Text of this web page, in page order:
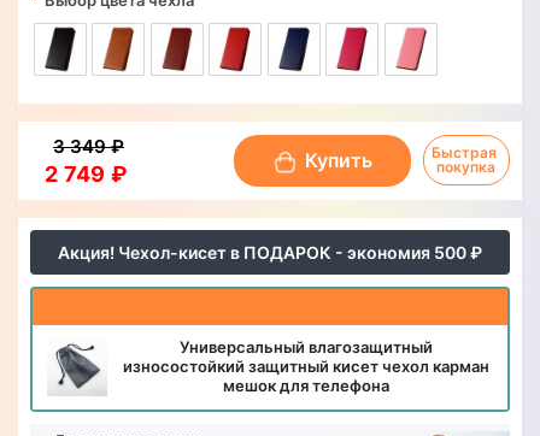
Акция! Чехол-кисет в ПОДАРОК - экономия 500 ₽
Универсальный влагозащитный
износостойкий защитный кисет чехол карман
мешок для телефона
2 749 ₽
3 349 ₽
Купить
Быстрая
покупка